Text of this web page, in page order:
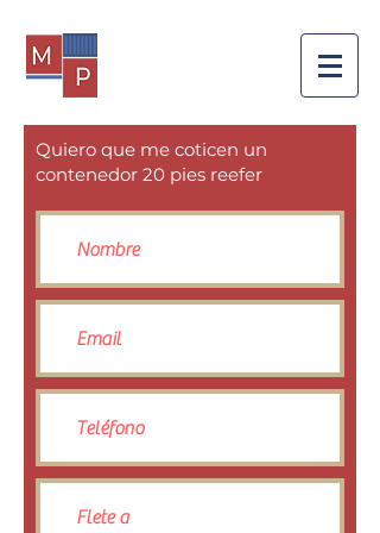
Quiero que me coticen un
contenedor 20 pies reefer